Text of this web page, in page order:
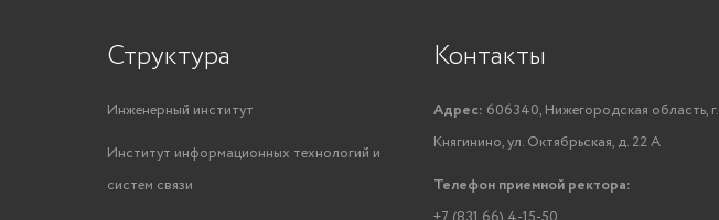
Структура
Инженерный институт
Институт информационных технологий и
систем связи
Контакты
Адрес: 606340, Нижегородская область, г.
Княгинино, ул. Октябрьская, д. 22 А
Телефон приемной ректора: